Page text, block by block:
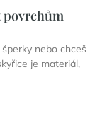
povrchům
nebo chceš
je materiál,